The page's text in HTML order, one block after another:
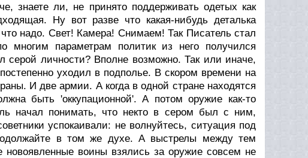
знаете ли, не принято поддерживать одетых как
Hу вот разве что какая-нибудь деталька
надо. Свет! Камера! Снимаем! Так Писатель стал
параметрам политик из него получился
серой личности? Вполне возможно. Так или иначе,
уходил в подполье. В скором времени на
И две армии. А когда в одной стране находятся
быть 'оккупационной'. А потом оружие как-то
начал понимать, что некто в сером был с ним,
успокаивали: не волнуйтесь, ситуация под
в том же духе. А выстрелы между тем
воины взялись за оружие совсем не